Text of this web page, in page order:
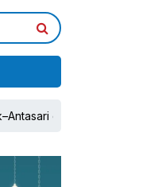
Tambang Demi